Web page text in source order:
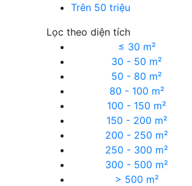
Trên 50 triệu
Lọc theo diện tích
≤ 30 m²
30 - 50 m²
50 - 80 m²
80 - 100 m²
100 - 150 m²
150 - 200 m²
200 - 250 m²
250 - 300 m²
300 - 500 m²
> 500 m²